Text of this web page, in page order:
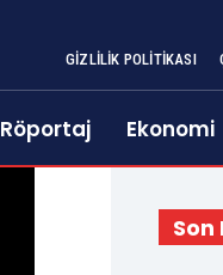
GIZLILIK POLITIKASI
Röportaj Ekonomi